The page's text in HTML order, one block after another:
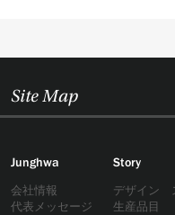
Site Map
Junghwa
会社情報
代表メッセージ
Story
デザイン
生産品目